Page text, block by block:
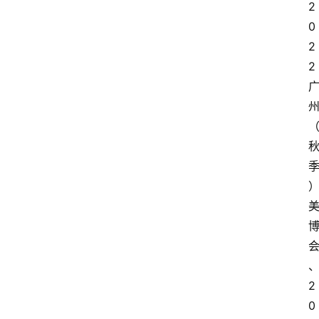
2
0
2
2
广
州
（
秋
季
）
美
博
会
、
2
0